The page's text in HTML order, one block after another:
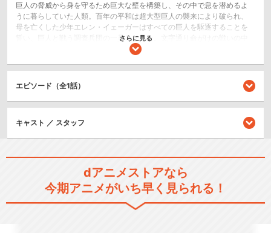
巨人の脅威から身を守るため巨大な壁を構築し、その中で息を潜めるよ
うに暮らしていた人類。百年の平和は超大型巨人の襲来により破られ、
母を亡くした少年エレン・イェーガーはすべての巨人を駆逐することを
誓い、巨人と戦う調査兵団の一員となった。文字通り命がけの戦いの中
でエレンは自らも巨人となる能力を得て、人類の勝利に貢献しながらも
たエレンは調査兵団の仲間と袂を分かち、ある恐るべき計画を実行す
る。無数の巨人を率いて、この世界の生きとし生けるものすべてを踏み
潰す「地鳴らし」。ミカサやアルミンをはじめとした残された者たちは
世界を滅ぼそうとするエレンを止めるべく、最後の戦いに挑む。
アクション/バトル
SF/ファンタジー
シリーズ／関連のアニメ作品
さらに見る
エピソード（全1話）
キャスト ／ スタッフ
dアニメストアなら
今期アニメがいち早く見られる！